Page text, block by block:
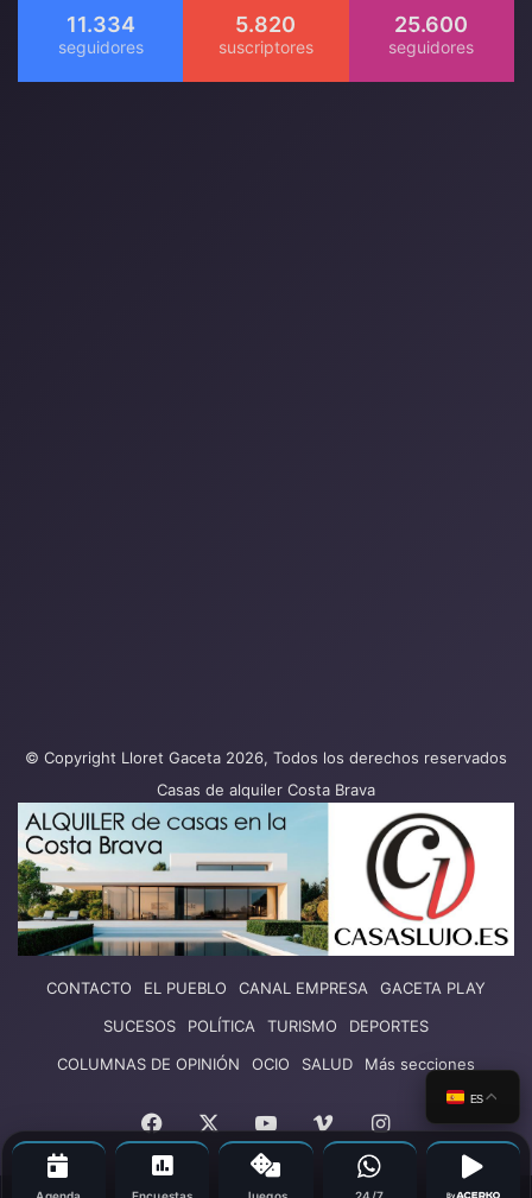
11.334 5.820 25.600
© Copyright Lloret Gaceta 2026, Todos los derechos reservados
Casas de alquiler Costa Brava
CONTACTO EL PUEBLO CANAL EMPRESA
GACETA PLAY
SUCESOS
POLÍTICA TURISMO
DEPORTES
COLUMNAS DE OPINIÓN
OCIO SALUD Más secciones
Facebook YouTubeVimeoInstagram
ES
Agenda Encuestas Juegos 24/7 By